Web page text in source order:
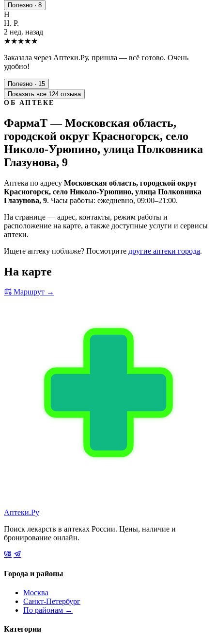
Полезно · 8
Н
Н. Р.
2 нед. назад
★★★★★
Заказала через Аптеки.Ру, пришла — всё готово. Очень
удобно!
Полезно · 15
Показать все 124 отзыва
ОБ АПТЕКЕ
ФармаТ — Московская область,
городской округ Красногорск, село
Николо-Урюпино, улица Полковника
Глазунова, 9
Аптека по адресу Московская область, городской округ
Красногорск, село Николо-Урюпино, улица Полковника
Глазунова, 9. Часы работы: ежедневно, 09:00–21:00.
На странице — адрес, контакты, режим работы и
расположение на карте, а также доступные услуги и сервисы
аптеки.
Ищете аптеку поближе? Посмотрите другие аптеки города.
На карте
Маршрут →
Аптеки.Ру
Поиск лекарств в аптеках России. Цены, наличие и
бронирование онлайн.
Города и районы
Москва
Санкт-Петербург
По районам →
Категории